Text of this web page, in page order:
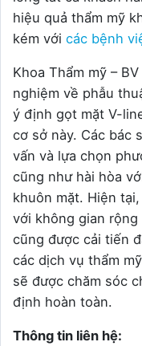
hiệu quả thẩm mỹ
kém với các bệnh
Khoa Thẩm mỹ –
nghiệm về phẫu
ý định gọt mặt V-
cơ sở này. Các bác
vấn và lựa chọn
cũng như hài hòa
khuôn mặt. Hiện
với không gian
cũng được cải tiến
các dịch vụ thẩm
sẽ được chăm sóc
định hoàn toàn.
Thông tin liên hệ: